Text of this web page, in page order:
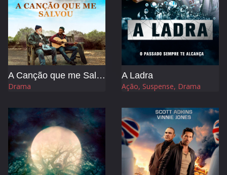
A Canção que me Salvou
Drama
A Ladra
Ação, Suspense, Drama